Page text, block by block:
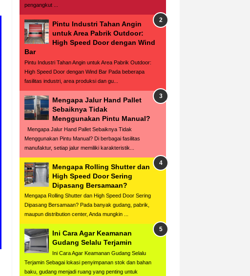
pengangkut ...
Pintu Industri Tahan Angin
untuk Area Pabrik Outdoor:
High Speed Door dengan Wind
Bar
Pintu Industri Tahan Angin untuk Area Pabrik Outdoor:
High Speed Door dengan Wind Bar Pada beberapa
fasilitas industri, area produksi dan gu...
Mengapa Jalur Hand Pallet
Sebaiknya Tidak
Menggunakan Pintu Manual?
Mengapa Jalur Hand Pallet Sebaiknya Tidak
Menggunakan Pintu Manual? Di berbagai fasilitas
manufaktur, setiap jalur memiliki karakteristik...
Mengapa Rolling Shutter dan
High Speed Door Sering
Dipasang Bersamaan?
Mengapa Rolling Shutter dan High Speed Door Sering
Dipasang Bersamaan? Pada banyak gudang, pabrik,
maupun distribution center, Anda mungkin ...
Ini Cara Agar Keamanan
Gudang Selalu Terjamin
Ini Cara Agar Keamanan Gudang Selalu
Terjamin Sebagai lokasi penyimpanan stok dan bahan
baku, gudang menjadi ruang yang penting untuk